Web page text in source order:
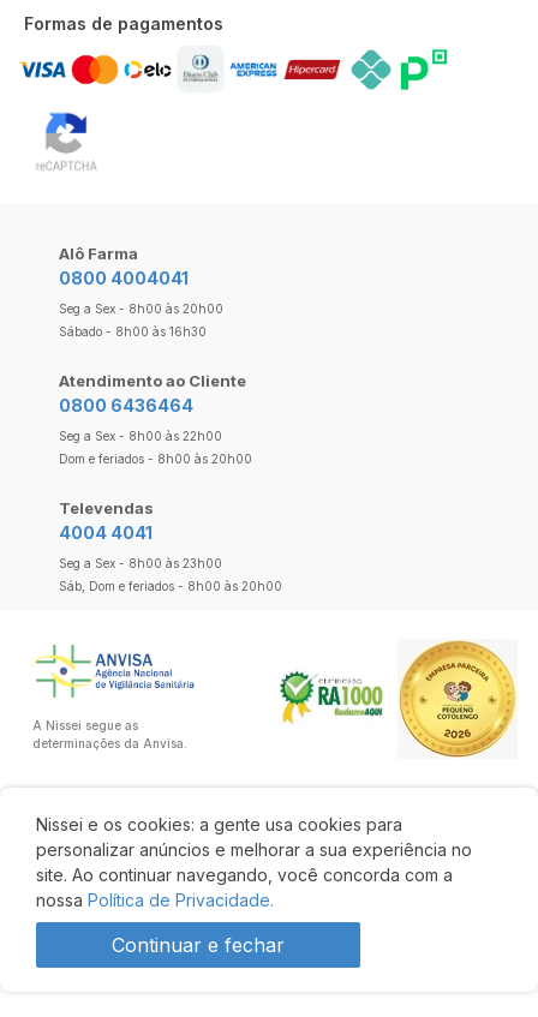
Nissei e os cookies: a gente usa cookies para
personalizar anúncios e melhorar a sua experiência no
site. Ao continuar navegando, você concorda com a
nossa Política de Privacidade.
Continuar e fechar
Formas de pagamentos
Alô Farma
0800 4004041
Seg a Sex - 8h00 às 20h00
Sábado - 8h00 às 16h30
Atendimento ao Cliente
0800 6436464
Seg a Sex - 8h00 às 22h00
Dom e feriados - 8h00 às 20h00
Televendas
4004 4041
Seg a Sex - 8h00 às 23h00
Sáb, Dom e feriados - 8h00 às 20h00
A Nissei segue as
determinações da Anvisa.